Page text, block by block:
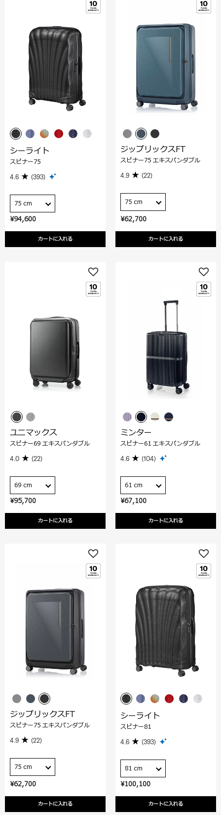
¥94,600
カートに入れる
シーライト
スピナー75
4.6 (393)
75 cm
¥62,700
カートに入れる
ジップリックスFT
スピナー75 エキスパンダブル
4.9 (22)
75 cm
¥95,700
カートに入れる
ユニマックス
スピナー69 エキスパンダブル
4.0 (22)
69 cm
¥67,100
カートに入れる
ミンター
スピナー61 エキスパンダブル
4.6 (104)
61 cm
¥62,700
カートに入れる
ジップリックスFT
スピナー75 エキスパンダブル
4.9 (22)
75 cm
¥100,100
カートに入れる
シーライト
スピナー81
4.6 (393)
81 cm